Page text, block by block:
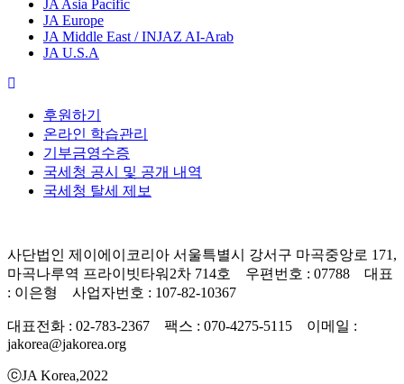
JA Asia Pacific
JA Europe
JA Middle East / INJAZ AI-Arab
JA U.S.A
후원하기
온라인 학습관리
기부금영수증
국세청 공시 및 공개 내역
국세청 탈세 제보
사단법인 제이에이코리아 서울특별시 강서구 마곡중앙로 171,
마곡나루역 프라이빗타워2차 714호 우편번호 : 07788 대표
: 이은형 사업자번호 : 107-82-10367
대표전화 : 02-783-2367 팩스 : 070-4275-5115 이메일 :
jakorea@jakorea.org
ⓒJA Korea,2022